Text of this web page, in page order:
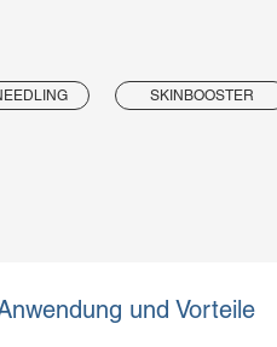
SKINBOOSTER
und Vorteile